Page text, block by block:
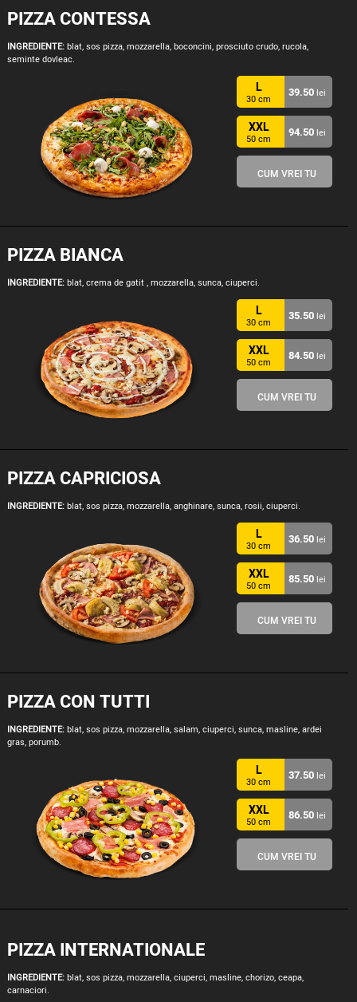
PIZZA CONTESSA
INGREDIENTE:blat, sos pizza, mozzarella, boconcini, prosciuto crudo, rucola,
seminte dovleac.
L
30 cm 39.50 lei
XXL
50 cm 94.50 lei
CUM VREI TU
PIZZA BIANCA
INGREDIENTE:blat, crema de gatit , mozzarella, sunca, ciuperci.
L
30 cm 35.50 lei
XXL
50 cm 84.50 lei
CUM VREI TU
PIZZA CAPRICIOSA
INGREDIENTE:blat, sos pizza, mozzarella, anghinare, sunca, rosii, ciuperci.
L
30 cm 36.50 lei
XXL
50 cm 85.50 lei
CUM VREI TU
PIZZA CON TUTTI
INGREDIENTE:blat, sos pizza, mozzarella, salam, ciuperci, sunca, masline, ardei
gras, porumb.
L
30 cm 37.50 lei
XXL
50 cm 86.50 lei
CUM VREI TU
PIZZA INTERNATIONALE
INGREDIENTE:blat, sos pizza, mozzarella, ciuperci, masline, chorizo, ceapa,
carnaciori.